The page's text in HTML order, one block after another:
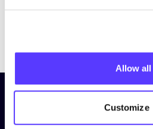
Allow all
Customize
Abonniere unseren
und bleibe auf